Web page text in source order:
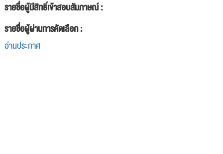
รายชื่อผู้มีสิทธิ์เข้าสอบสัมภาษณ์ :
รายชื่อผู้ผ่านการคัดเลือก :
อ่านประกาศ